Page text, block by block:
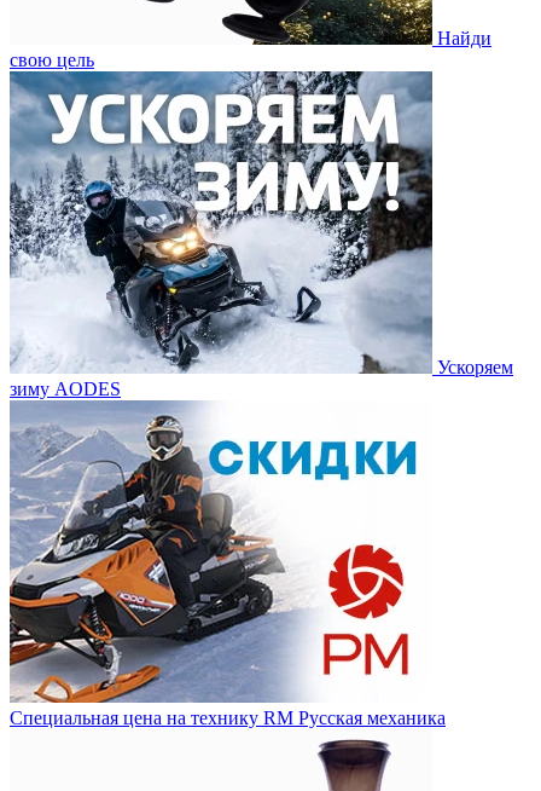
Найди
свою цель
Ускоряем
зиму AODES
Специальная цена на технику RM Русская механика